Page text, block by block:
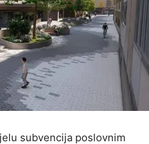
subvencija poslovnim